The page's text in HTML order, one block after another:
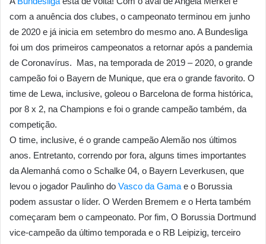
com a anuência dos clubes, o campeonato terminou em junho
de 2020 e já inicia em setembro do mesmo ano. A Bundesliga
foi um dos primeiros campeonatos a retornar após a pandemia
de Coronavírus. Mas, na temporada de 2019 – 2020, o grande
campeão foi o Bayern de Munique, que era o grande favorito. O
time de Lewa, inclusive, goleou o Barcelona de forma histórica,
por 8 x 2, na Champions e foi o grande campeão também, da
competição.
O time, inclusive, é o grande campeão Alemão nos últimos
anos. Entretanto, correndo por fora, alguns times importantes
da Alemanhá como o Schalke 04, o Bayern Leverkusen, que
levou o jogador Paulinho do Vasco da Gama e o Borussia
podem assustar o líder. O Werden Bremem e o Herta também
começaram bem o campeonato. Por fim, O Borussia Dortmund
vice-campeão da último temporada e o RB Leipizig, terceiro